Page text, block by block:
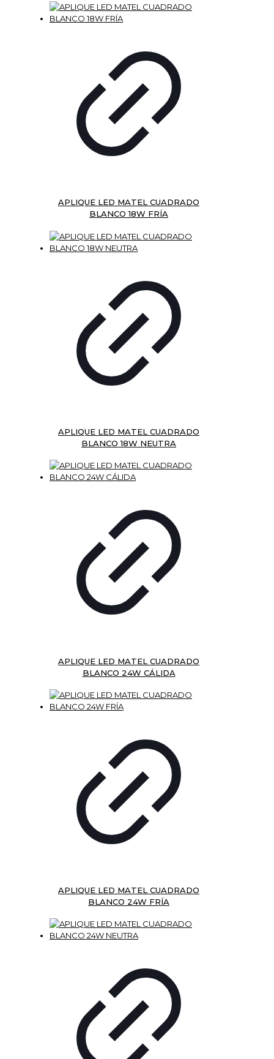
APLIQUE LED MATEL CUADRADO
BLANCO 18W FRÍA
APLIQUE LED MATEL CUADRADO
BLANCO 18W NEUTRA
APLIQUE LED MATEL CUADRADO
BLANCO 24W CÁLIDA
APLIQUE LED MATEL CUADRADO
BLANCO 24W FRÍA